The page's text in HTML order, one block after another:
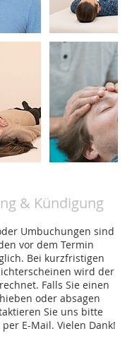
& Kündigung
Umbuchungen sind
vor dem Termin
Bei kurzfristigen
wird der
Falls Sie einen
oder absagen
Sie uns bitte